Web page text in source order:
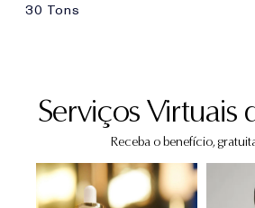
30 Tons
Serviços Virtuais
Receba o benefício,